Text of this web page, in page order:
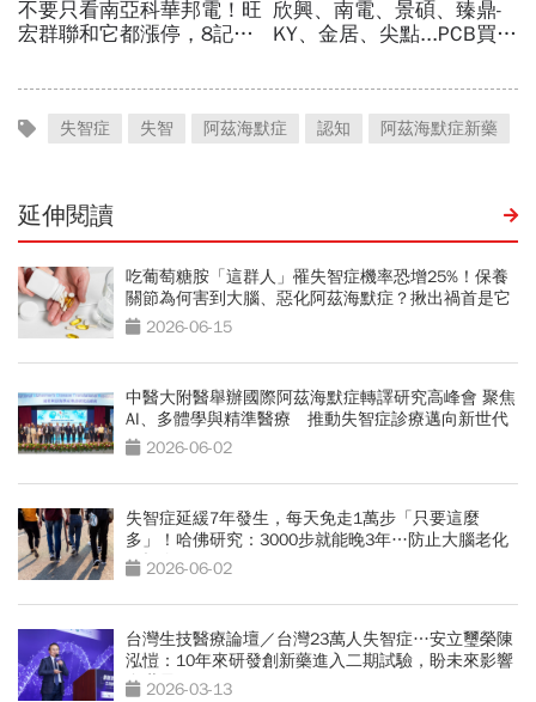
失智症 失智 阿茲海默症 認知 阿茲海默症新藥
延伸閱讀
吃葡萄糖胺「這群人」罹失智症機率恐增25%！保養
關節為何害到大腦、惡化阿茲海默症？揪出禍首是它
2026-06-15
中醫大附醫舉辦國際阿茲海默症轉譯研究高峰會 聚焦
AI、多體學與精準醫療 推動失智症診療邁向新世代
2026-06-02
失智症延緩7年發生，每天免走1萬步「只要這麼
多」！哈佛研究：3000步就能晚3年…防止大腦老化
兩招奏效
2026-06-02
台灣生技醫療論壇／台灣23萬人失智症…安立璽榮陳
泓愷：10年來研發創新藥進入二期試驗，盼未來影響
全世界
2026-03-13